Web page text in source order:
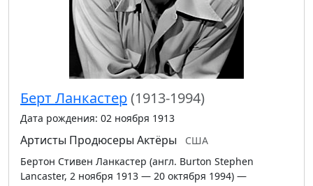
Берт Ланкастер(1913-1994)
Дата рождения: 02 ноября 1913
Артисты Продюсеры Актёры
США
Бертон Стивен Ланкастер (англ. Burton Stephen
Lancaster, 2 ноября 1913 — 20 октября 1994) —